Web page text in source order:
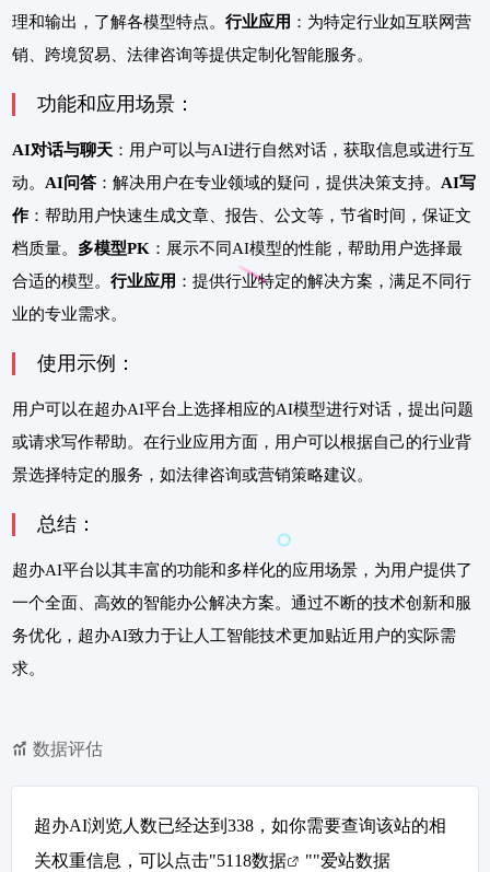
理和输出，了解各模型特点。 行业应用 ：为特定行业如互联网营
销、跨境贸易、法律咨询等提供定制化智能服务。
功能和应用场景：
AI对话与聊天 ：用户可以与AI进行自然对话，获取信息或进行互
动。 AI问答 ：解决用户在专业领域的疑问，提供决策支持。 AI写
作 ：帮助用户快速生成文章、报告、公文等，节省时间，保证文
档质量。 多模型PK ：展示不同AI模型的性能，帮助用户选择最
合适的模型。 行业应用 ：提供行业特定的解决方案，满足不同行
业的专业需求。
使用示例：
用户可以在超办AI平台上选择相应的AI模型进行对话，提出问题
或请求写作帮助。在行业应用方面，用户可以根据自己的行业背
景选择特定的服务，如法律咨询或营销策略建议。
总结：
超办AI平台以其丰富的功能和多样化的应用场景，为用户提供了
一个全面、高效的智能办公解决方案。通过不断的技术创新和服
务优化，超办AI致力于让人工智能技术更加贴近用户的实际需
求。
数据评估
超办AI浏览人数已经达到338，如你需要查询该站的相
关权重信息，可以点击"5118数据 ""爱站数据